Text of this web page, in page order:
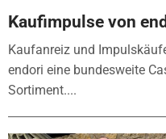
Kaufimpulse von
Kaufanreiz und
endori eine bundesweite
Sortiment....